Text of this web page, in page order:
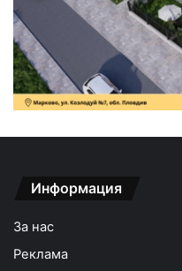
Информация
За нас
Реклама